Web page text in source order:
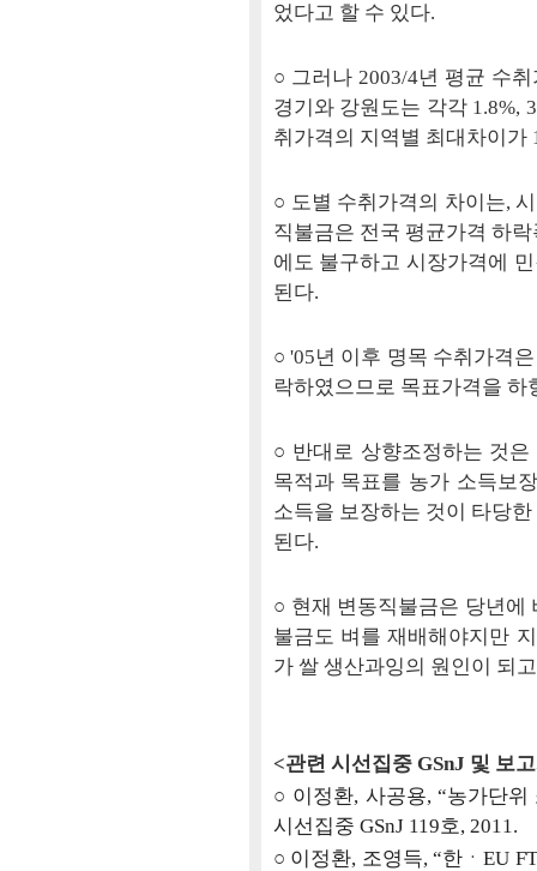
었다고 할 수 있다.
○ 그러나 2003/4년 평균 수
경기와 강원도는 각각 1.8%,
취가격의 지역별 최대차이가
○ 도별 수취가격의 차이는,
직불금은 전국 평균가격 하
에도 불구하고 시장가격에
된다.
○ '05년 이후 명목 수취가격
락하였으므로 목표가격을
○ 반대로 상향조정하는 것
목적과 목표를 농가 소득보
소득을 보장하는 것이 타당
된다.
○ 현재 변동직불금은 당년에
불금도 벼를 재배해야지만
가 쌀 생산과잉의 원인이 되
<관련 시선집중 GSnJ 및 보
○ 이정환, 사공용, “농가단
시선집중 GSnJ 119호, 2011.
○ 이정환, 조영득, “한ㆍEU